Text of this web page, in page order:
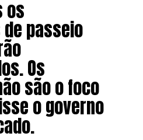
os
passeio
Os
são o foco
o governo